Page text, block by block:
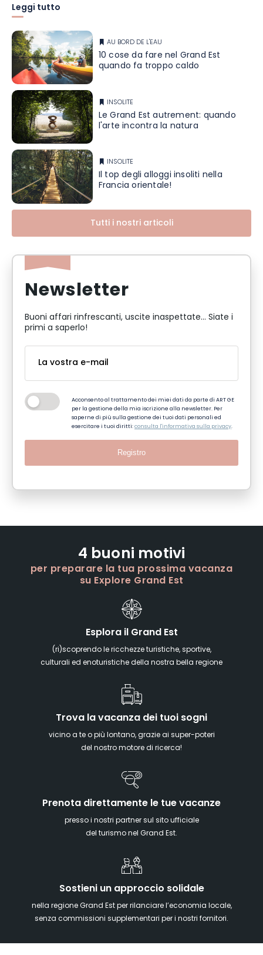
Leggi tutto
AU BORD DE L'EAU
10 cose da fare nel Grand Est
quando fa troppo caldo
INSOLITE
Le Grand Est autrement: quando
l'arte incontra la natura
INSOLITE
Il top degli alloggi insoliti nella
Francia orientale!
Tutti i nostri articoli
Newsletter
Buoni affari rinfrescanti, uscite inaspettate... Siate i
primi a saperlo!
Acconsento al trattamento dei miei dati da parte di ART GE
per la gestione della mia iscrizione alla newsletter. Per
saperne di più sulla gestione dei tuoi dati personali ed
esercitare i tuoi diritti:consulta l'informativa sulla privacy.
Registro
4 buoni motivi
per preparare la tua prossima vacanza
su Explore Grand Est
Esplora il Grand Est
(ri)scoprendo le ricchezze turistiche, sportive,
culturali ed enoturistiche della nostra bella regione
Trova la vacanza dei tuoi sogni
vicino a te o più lontano, grazie ai super-poteri
del nostro motore di ricerca!
Prenota direttamente le tue vacanze
presso i nostri partner sul sito ufficiale
del turismo nel Grand Est.
Sostieni un approccio solidale
nella regione Grand Est per rilanciare l’economia locale,
senza commissioni supplementari per i nostri fornitori.